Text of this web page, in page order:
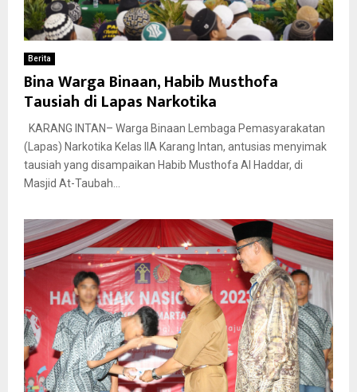
Berita
Bina Warga Binaan, Habib Musthofa
Tausiah di Lapas Narkotika
KARANG INTAN– Warga Binaan Lembaga Pemasyarakatan
(Lapas) Narkotika Kelas IIA Karang Intan, antusias menyimak
tausiah yang disampaikan Habib Musthofa Al Haddar, di
Masjid At-Taubah...